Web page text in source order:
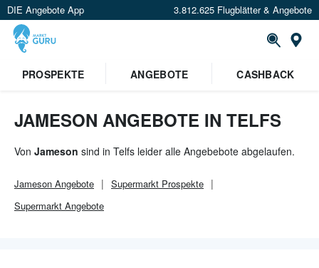
DIE Angebote App 3.812.625 Flugblätter & Angebote
PROSPEKTE ANGEBOTE CASHBACK
JAMESON ANGEBOTE IN TELFS
Von Jameson sind in Telfs leider alle Angebebote abgelaufen.
Jameson Angebote Supermarkt Prospekte
Supermarkt Angebote